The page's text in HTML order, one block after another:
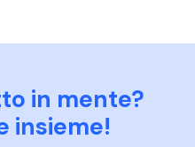
in mente?
insieme!